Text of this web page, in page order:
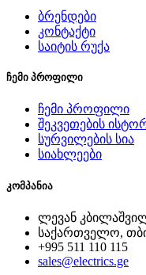
ბრენდები
კონტაქტი
საიტის რუქა
ჩემი პროფილი
ჩემი პროფილი
შეკვეთების
სურვილების სია
სიახლეები
კომპანია
ლევან
საქართველო,
+995 511 110 115
sales@electrics.ge